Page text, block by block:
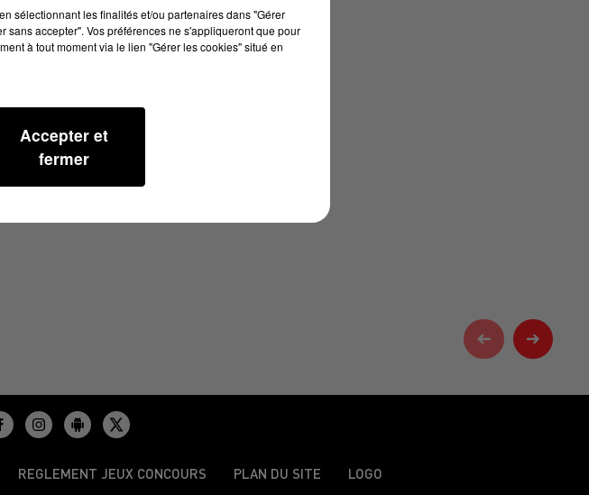
REGLEMENT JEUX CONCOURS PLAN DU SITE LOGO
sélectionnant les finalités et/ou partenaires dans "Gérer
accepter". Vos préférences ne s'appliqueront que pour
à tout moment via le lien "Gérer les cookies" situé en
Accepter et
fermer